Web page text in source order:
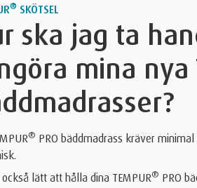
® SKÖTSEL
ska jag ta
mina nya
® PRO bäddmadrass kräver
lätt att hålla dina TEMPUR® PRO